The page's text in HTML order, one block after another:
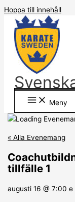
Hoppa till innehåll
Meny
« Alla Evenemang
tillfälle 1
augusti 16 @ 7:00 e